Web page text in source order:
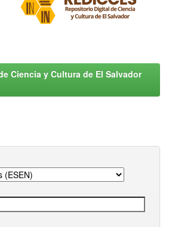
Ciencia y Cultura de El Salvador